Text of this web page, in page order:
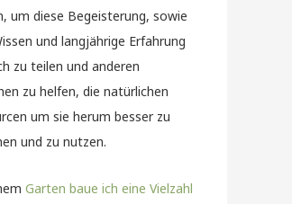
um diese Begeisterung, sowie
und langjährige Erfahrung
zu teilen und anderen
zu helfen, die natürlichen
um sie herum besser zu
und zu nutzen.
Garten baue ich eine Vielzahl